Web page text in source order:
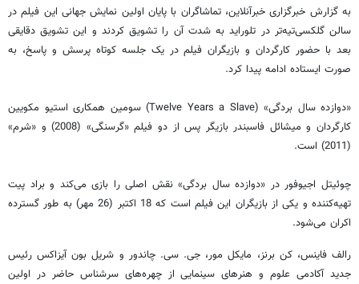
به گزارش خبرگزاری خبرآنلاین، تماشاگران با پایان اولین نمایش جهانی این فیلم در
سالن گلکسی‌تیه‌تر در تلوراید به شدت آن را تشویق کردند و این تشویق دقایقی
بعد با حضور کارگردان و بازیگران فیلم در یک جلسه کوتاه پرسش و پاسخ، به
صورت ایستاده ادامه پیدا کرد.
«دوازده سال بردگی» (Twelve Years a Slave) سومین همکاری استیو مکویین
کارگردان و میشائل فاسبندر بازیگر پس از دو فیلم «گرسنگی» (2008) و «شرم»
(2011) است.
چوئیتل اجیوفور در «دوازده سال بردگی» نقش اصلی را بازی می‌کند و براد پیت
تهیه‌کننده و یکی از بازیگران این فیلم است که 18 اکتبر (26 مهر) به طور گسترده
اکران می‌شود.
رالف فاینس، کن برنز، مایکل مور، جی. سی. چاندور و شریل بون آیزاکس رئیس
جدید آکادمی علوم و هنرهای سینمایی از چهره‌های سرشناس حاضر در اولین